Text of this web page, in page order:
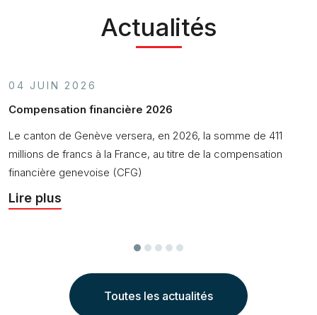
Actualités
04 JUIN 2026
Compensation financière 2026
Le canton de Genève versera, en 2026, la somme de 411
millions de francs à la France, au titre de la compensation
financière genevoise (CFG)
Lire plus
Toutes les actualités